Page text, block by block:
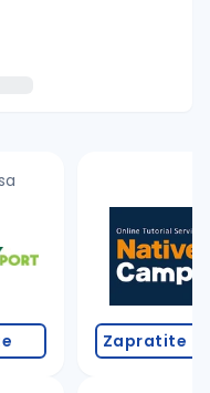
(koristite č, ć, š, đ,
grad
pretrage
Zapratite